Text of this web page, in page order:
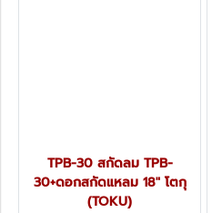
TPB-30 สกัดลม TPB-
30+ดอกสกัดแหลม 18" โตกุ
(TOKU)